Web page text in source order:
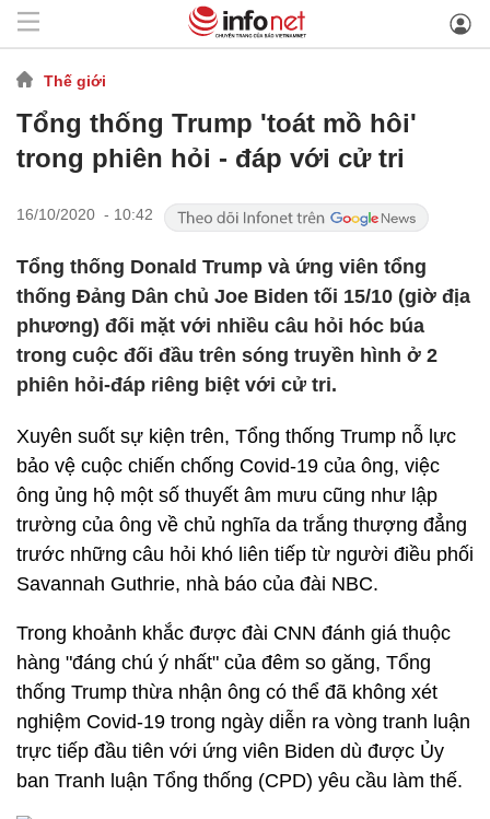
Thế giới
Tổng thống Trump 'toát mồ hôi'
trong phiên hỏi - đáp với cử tri
16/10/2020 - 10:42
Tổng thống Donald Trump và ứng viên tổng
thống Đảng Dân chủ Joe Biden tối 15/10 (giờ địa
phương) đối mặt với nhiều câu hỏi hóc búa
trong cuộc đối đầu trên sóng truyền hình ở 2
phiên hỏi-đáp riêng biệt với cử tri.
Xuyên suốt sự kiện trên, Tổng thống Trump nỗ lực
bảo vệ cuộc chiến chống Covid-19 của ông, việc
ông ủng hộ một số thuyết âm mưu cũng như lập
trường của ông về chủ nghĩa da trắng thượng đẳng
trước những câu hỏi khó liên tiếp từ người điều phối
Savannah Guthrie, nhà báo của đài NBC.
Trong khoảnh khắc được đài CNN đánh giá thuộc
hàng "đáng chú ý nhất" của đêm so găng, Tổng
thống Trump thừa nhận ông có thể đã không xét
nghiệm Covid-19 trong ngày diễn ra vòng tranh luận
trực tiếp đầu tiên với ứng viên Biden dù được Ủy
ban Tranh luận Tổng thống (CPD) yêu cầu làm thế.